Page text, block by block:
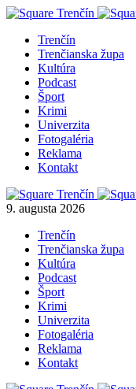
Trenčín
Trenčianska župa
Kultúra
Podcast
Šport
Krimi
Univerzita
Fotogaléria
Reklama
Kontakt
9. augusta 2026
Trenčín
Trenčianska župa
Kultúra
Podcast
Šport
Krimi
Univerzita
Fotogaléria
Reklama
Kontakt